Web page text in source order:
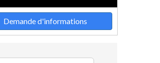
Demande d'informations